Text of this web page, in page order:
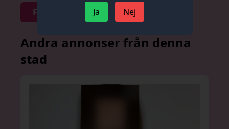
Fråga om priser
Andra annonser från denna
stad
Ja Nej